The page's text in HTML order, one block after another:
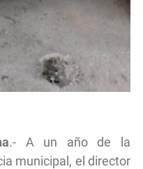
.- A un año de la
municipal, el director